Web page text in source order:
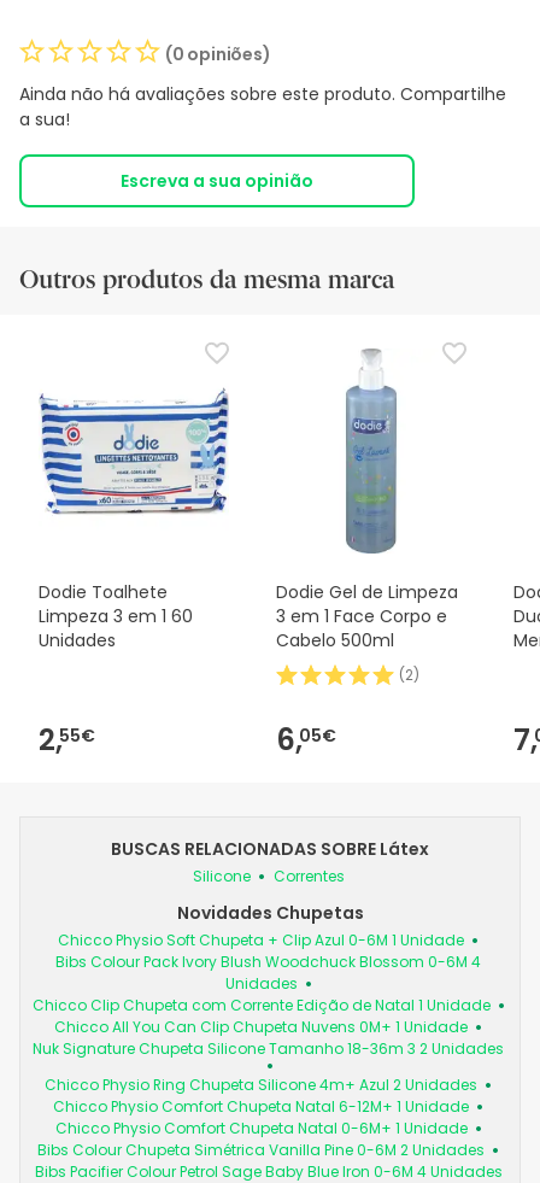
(0 opiniões)
Ainda não há avaliações sobre este produto. Compartilhe
a sua!
Escreva a sua opinião
Outros produtos da mesma marca
Dodie Toalhete
Limpeza 3 em 1 60
Unidades
2,55€
Dodie Gel de Limpeza
3 em 1 Face Corpo e
Cabelo 500ml
(2)
6,05€ 7,
BUSCAS RELACIONADAS SOBRE Látex
Silicone Correntes
Novidades Chupetas
Chicco Physio Soft Chupeta + Clip Azul 0-6M 1 Unidade
Bibs Colour Pack Ivory Blush Woodchuck Blossom 0-6M 4
Unidades
Chicco Clip Chupeta com Corrente Edição de Natal 1 Unidade
Chicco All You Can Clip Chupeta Nuvens 0M+ 1 Unidade
Nuk Signature Chupeta Silicone Tamanho 18-36m 3 2 Unidades
Chicco Physio Ring Chupeta Silicone 4m+ Azul 2 Unidades
Chicco Physio Comfort Chupeta Natal 6-12M+ 1 Unidade
Chicco Physio Comfort Chupeta Natal 0-6M+ 1 Unidade
Bibs Colour Chupeta Simétrica Vanilla Pine 0-6M 2 Unidades
Bibs Pacifier Colour Petrol Sage Baby Blue Iron 0-6M 4 Unidades